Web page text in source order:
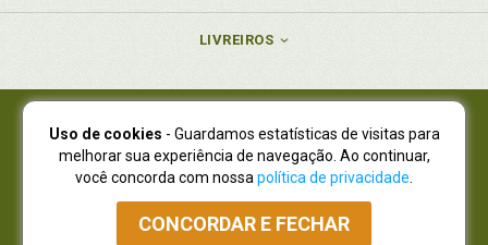
LIVREIROS
Juruá Editora Ltda., CNPJ 77.535.508/0001-19
Juruá Informática Ltda., CNPJ 01.701.561/0001-80
NOVO ENDEREÇO:R. Flávio Dallegrave, 7665, São Lourenço |
Curitiba - Paraná - CEP 82210-310
Atendimento: (41) 4009-3900|Vendas Atacado: (41) 4009-3939
Uso de cookies - Guardamos estatísticas de visitas para
melhorar sua experiência de navegação. Ao continuar,
você concorda com nossa política de privacidade
CONCORDAR E FECHAR